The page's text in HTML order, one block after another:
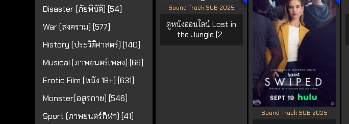
Disaster (ภัยพิบัติ) [54]
War (สงคราม) [577]
History (ประวัติศาสตร์) [140]
Musical (ภาพยนตร์เพลง) [66]
Erotic Film (หนัง 18+) [631]
Monster(อสูรกาย) [546]
Sport (ภาพยนตร์กีฬา) [41]
Sound Track SUB 2025
ดูหนังออนไลน์ Lost in
the Jungle (2..
Sound Track SUB 2025